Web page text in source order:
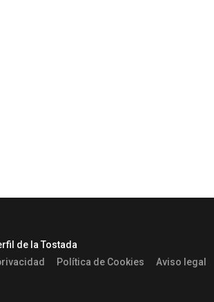
de la Tostada
Política de Cookies Aviso legal